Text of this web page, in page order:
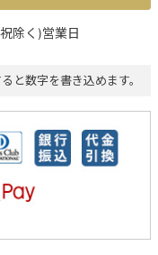
除く)営業日
と数字を書き込めます。